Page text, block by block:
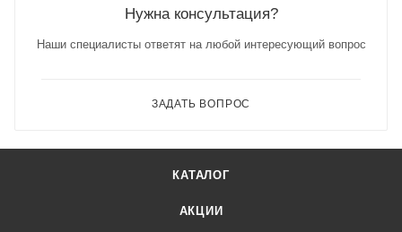
Нужна консультация?
Наши специалисты ответят на любой интересующий вопрос
ЗАДАТЬ ВОПРОС
КАТАЛОГ
АКЦИИ